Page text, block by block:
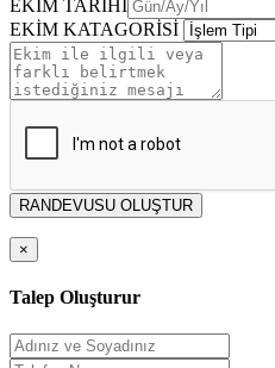
EKİM TARİHİ
EKİM KATAGORİSİ
RANDEVUSU OLUŞTUR
×
Talep Oluşturur